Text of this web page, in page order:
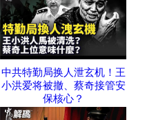
中共特勤局换人泄玄机！王
小洪爱将被撤、蔡奇接管安
保核心？